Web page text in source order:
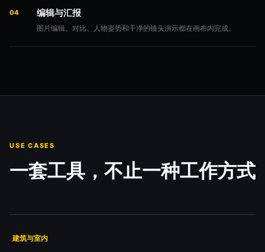
04 编辑与汇报
图片编辑、对比、人物姿势和干净的镜头演示都在画布内完成。
USE CASES
一套工具，不止一种工作方式
建筑与室内